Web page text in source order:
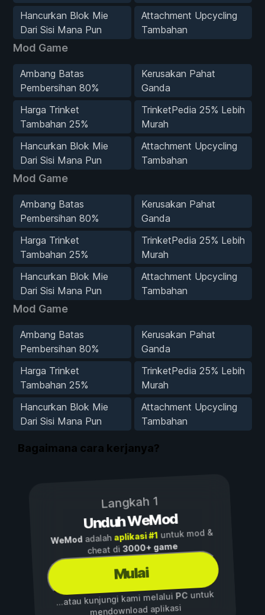
Hancurkan Blok Mie
Dari Sisi Mana Pun
Attachment Upcycling
Tambahan
Mod Game
Ambang Batas
Pembersihan 80%
Kerusakan Pahat
Ganda
Harga Trinket
Tambahan 25%
TrinketPedia 25% Lebih
Murah
Hancurkan Blok Mie
Dari Sisi Mana Pun
Attachment Upcycling
Tambahan
Mod Game
Ambang Batas
Pembersihan 80%
Kerusakan Pahat
Ganda
Harga Trinket
Tambahan 25%
TrinketPedia 25% Lebih
Murah
Hancurkan Blok Mie
Dari Sisi Mana Pun
Attachment Upcycling
Tambahan
Mod Game
Ambang Batas
Pembersihan 80%
Kerusakan Pahat
Ganda
Harga Trinket
Tambahan 25%
TrinketPedia 25% Lebih
Murah
Hancurkan Blok Mie
Dari Sisi Mana Pun
Attachment Upcycling
Tambahan
Bagaimana cara kerjanya?
Langkah 1
Unduh WeMod
WeModadalah aplikasi #1untuk mod &
cheat di3000+ game
Mulai
...atau kunjungi kami melalui PCuntuk
mendownload aplikasi